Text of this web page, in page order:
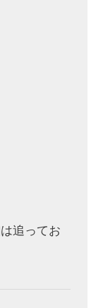
追ってお